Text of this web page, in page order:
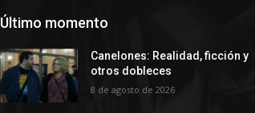
Último momento
Canelones: Realidad, ficción y
otros dobleces
8 de agosto de 2026